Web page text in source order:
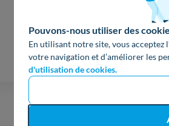
Pouvons-nous utiliser des
En utilisant notre site, vous
votre navigation et d’améliorer les
d'utilisation de cookies.